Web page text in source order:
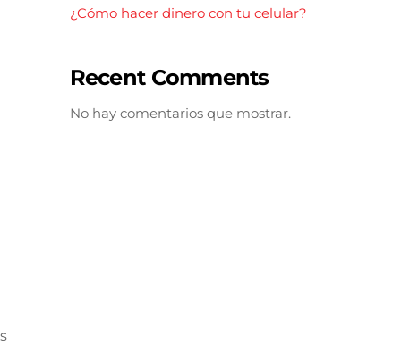
¿Cómo hacer dinero con tu celular?
Recent Comments
No hay comentarios que mostrar.